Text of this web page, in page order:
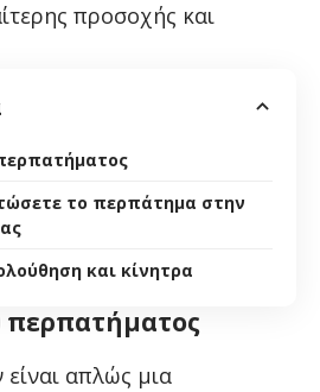
προσοχής και
το περπάτημα στην
και κίνητρα
περπατήματος
απλώς μια